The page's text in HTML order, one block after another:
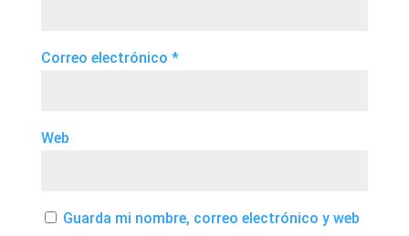
Correo electrónico *
Web
Guarda mi nombre, correo electrónico y web